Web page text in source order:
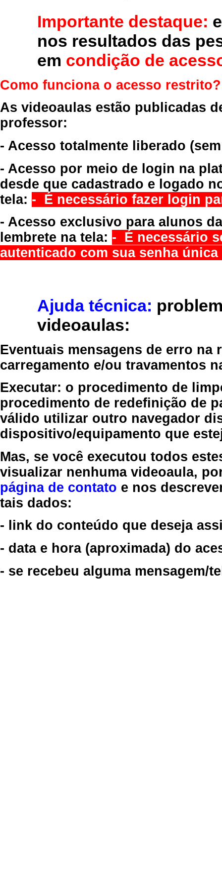
Importante destaque:
nos resultados das
em condição de
Como funciona o acesso restrito?
As videoaulas estão publicadas
professor:
- Acesso totalmente liberado
- Acesso por meio de login na
desde que cadastrado e logado
tela: - É necessário fazer login
- Acesso exclusivo para alunos
lembrete na tela: - É necessário
autenticado com sua senha
Ajuda técnica:
videoaulas:
Eventuais mensagens de erro
carregamento e/ou travamentos
Executar: o procedimento de
procedimento de redefinição de
válido utilizar outro navegador
dispositivo/equipamento que
Mas, se você executou todos
visualizar nenhuma videoaula,
página de contato e nos
tais dados:
- link do conteúdo que deseja
- data e hora (aproximada) do
- se recebeu alguma mensagem/